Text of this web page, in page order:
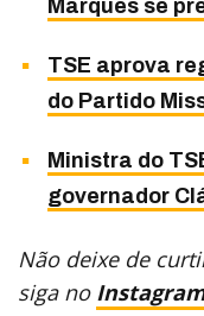
Marques se
TSE aprova
do Partido
Ministra do
governador
Não deixe de
siga no